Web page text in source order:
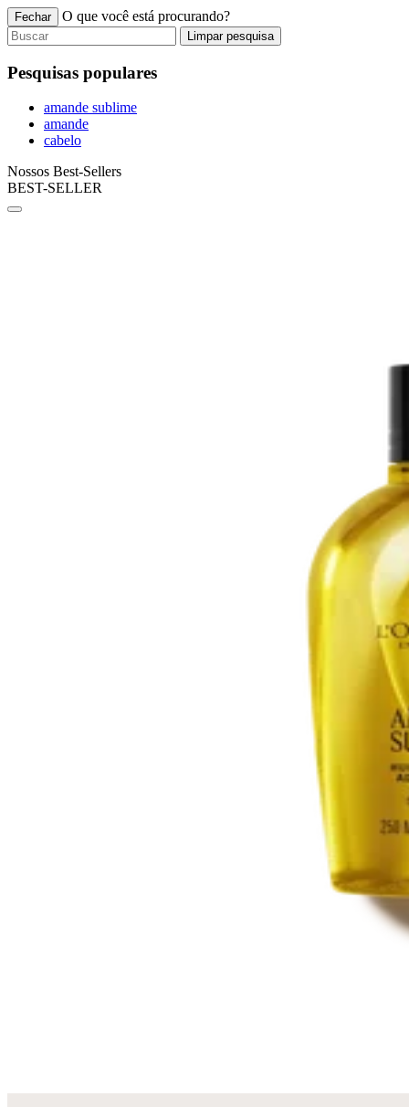
Fechar O que você está procurando?
Limpar pesquisa
Pesquisas populares
amande sublime
amande
cabelo
Nossos Best-Sellers
BEST-SELLER